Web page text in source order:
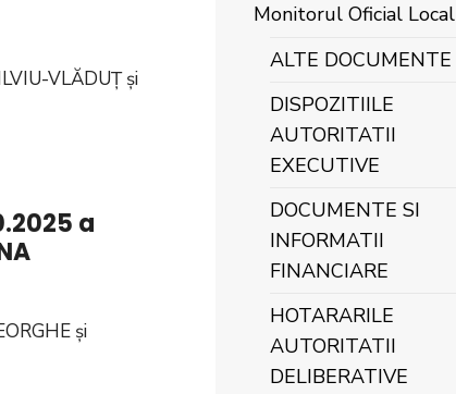
VLĂDUȚ și
a
și
Monitorul Oficial Local
ALTE DOCUMENTE
DISPOZITIILE
AUTORITATII
EXECUTIVE
DOCUMENTE SI
INFORMATII
FINANCIARE
HOTARARILE
AUTORITATII
DELIBERATIVE